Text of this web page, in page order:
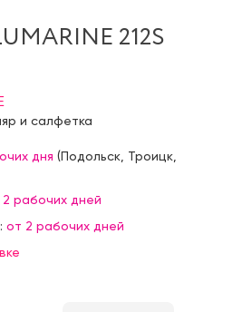
212S
и салфетка
дня (Подольск Троицк
2 рабочих дней
от 2 рабочих дней